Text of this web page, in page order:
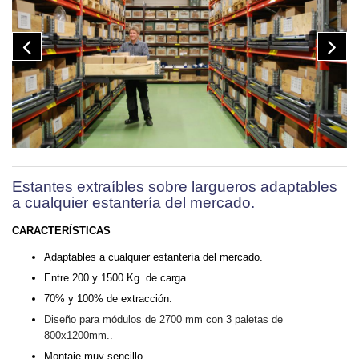
Estantes extraíbles sobre largueros adaptables
a cualquier estantería del mercado.
CARACTERÍSTICAS
Adaptables a cualquier estantería del mercado.
Entre 200 y 1500 Kg. de carga.
70% y 100% de extracción.
Diseño para módulos de 2700 mm con 3 paletas de
800x1200mm..
Montaje muy sencillo.